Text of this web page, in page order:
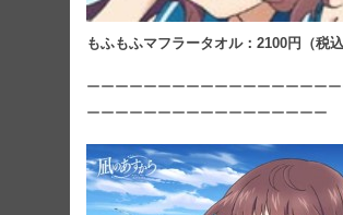
もふもふマフラータオル：2100円（税込
ーーーーーーーーーーーーーーーーー
ーーーーーーーーーーーーーーーーー